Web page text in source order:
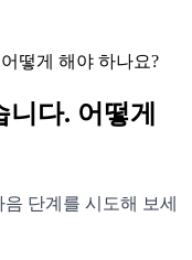
떻게 해야 하나요?
다. 어떻게
단계를 시도해 보세